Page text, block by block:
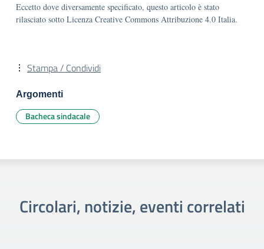
Eccetto dove diversamente specificato, questo articolo è stato
rilasciato sotto Licenza Creative Commons Attribuzione 4.0 Italia.
Stampa / Condividi
Argomenti
Bacheca sindacale
Circolari, notizie, eventi correlati